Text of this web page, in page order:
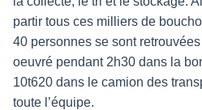
partir tous ces milliers de
40 personnes se sont
oeuvré pendant 2h30 dans la
10t620 dans le camion des
toute l’équipe.